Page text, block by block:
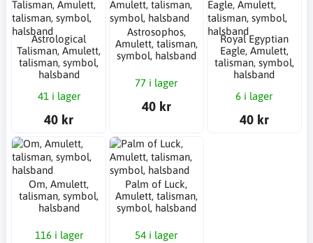
Astrological
Talisman, Amulett,
talisman, symbol,
halsband
41 i lager
40 kr
Astrosophos,
Amulett, talisman,
symbol, halsband
77 i lager
40 kr
Royal Egyptian
Eagle, Amulett,
talisman, symbol,
halsband
6 i lager
40 kr
Om, Amulett,
talisman, symbol,
halsband
116 i lager
Palm of Luck,
Amulett, talisman,
symbol, halsband
54 i lager